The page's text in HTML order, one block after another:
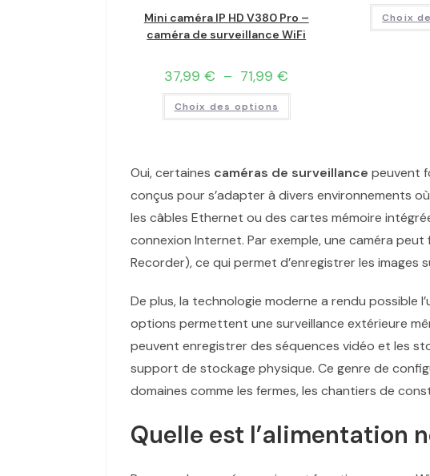
Mini caméra IP HD V380 Pro –
caméra de surveillance WiFi
37,99€ – 71,99€
Choix des options
Choix
Oui, certaines caméras de surveillance peuvent
conçus pour s’adapter à divers environnements
les câbles Ethernet ou des cartes mémoire
connexion Internet. Par exemple, une caméra
Recorder), ce qui permet d’enregistrer les images
De plus, la technologie moderne a rendu possible
options permettent une surveillance extérieure
peuvent enregistrer des séquences vidéo et les
support de stockage physique. Ce genre de
domaines comme les fermes, les chantiers de
Quelle est l’alimentation